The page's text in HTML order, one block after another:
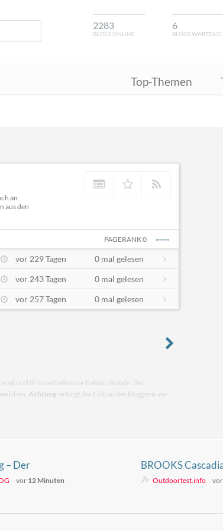
2283
BLOGS ONLINE
6
BLOGS WARTEND
Top-Themen
an
aus den
PAGERANK 0
vor 229 Tagen
0 mal gelesen
vor 243 Tagen
0 mal gelesen
vor 257 Tagen 0 mal gelesen
und IP innerhalb einer halben Stunde. Der
Achtung: erfolgt der Einbau des bloggerei.de-
– Der
in Sachsen-
vor 12 Minuten
BROOKS
Outdoortest.info vor